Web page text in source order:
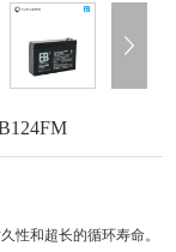
性和超长的循环寿命。